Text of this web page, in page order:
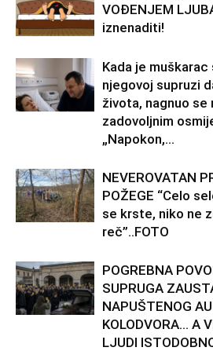
VOĐENJEM
iznenaditi!
Kada je
njegovoj supruzi
života, nagnuo se
zadovoljnim
„Napokon,...
NEVEROVATAN
POŽEGE “Celo
se krste, niko ne
reč”..FOTO
POGREBNA
SUPRUGA
NAPUŠTENOG
KOLODVORA… A
LJUDI